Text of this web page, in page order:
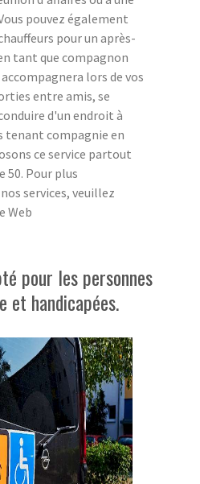
pouvez également
pour un après-
tant que compagnon
lors de vos
entre amis, se
d'un endroit à
tenant compagnie en
ce service partout
50. Pour plus
services, veuillez
Web
pour les personnes
et handicapées.